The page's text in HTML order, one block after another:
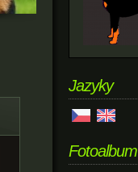
Jazyky
Fotoalbum